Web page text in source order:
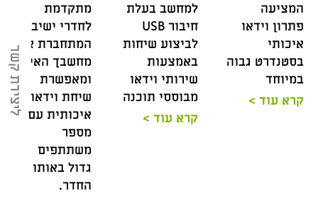
ליצירת קשר
המציעה
פתרון וידאו
איכותי
בסטנדרט גבוה
במיוחד
קרא עוד >
למחשב בעלת
חיבור USB
לביצוע שיחות
באמצעות
שירותי וידאו
מבוססי תוכנה
קרא עוד >
מתקדמת
לחדרי ישיבות
המתחברת אל
מחשבך האישי
ומאפשרת
שיחת וידאו
איכותית עם
מספר
משתתפים
גדול באותו
החדר.